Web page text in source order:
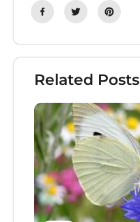
Related Posts